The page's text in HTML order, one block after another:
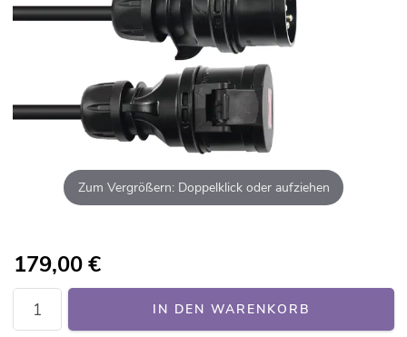
Zum Vergrößern: Doppelklick oder aufziehen
179,00€
IN DEN WARENKORB